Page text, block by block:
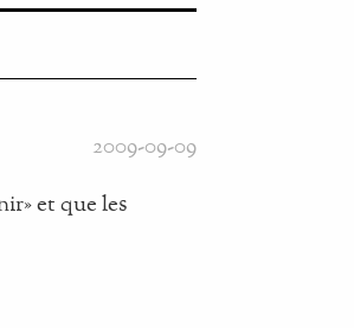
2009-09-09
et que les